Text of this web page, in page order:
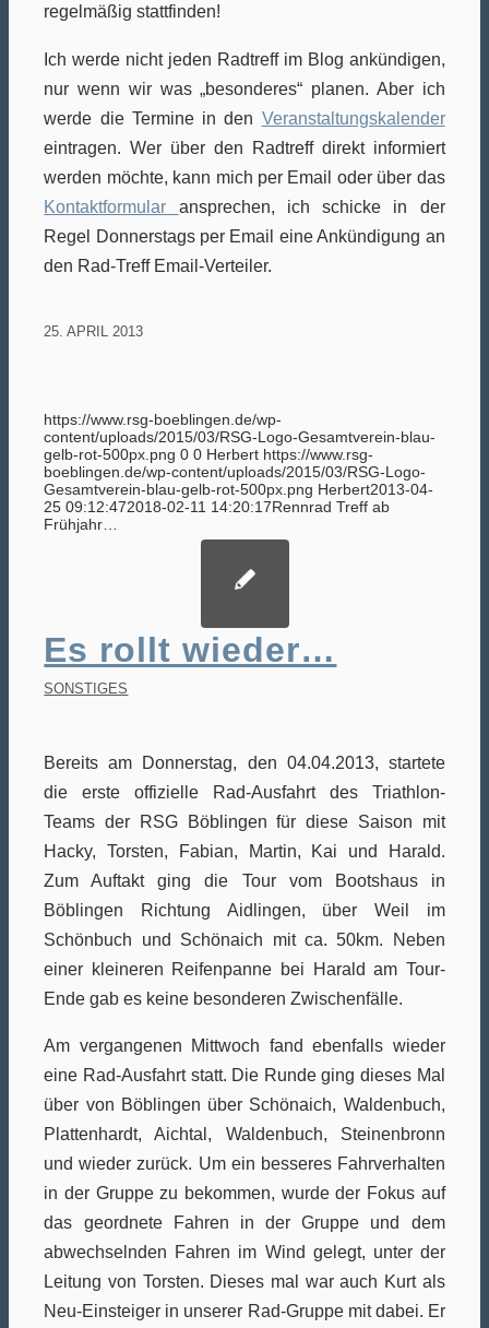
regelmäßig stattfinden!
Ich werde nicht jeden Radtreff im Blog ankündigen,
nur wenn wir was „besonderes“ planen. Aber ich
werde die Termine in den Veranstaltungskalender
eintragen. Wer über den Radtreff direkt informiert
werden möchte, kann mich per Email oder über das
Kontaktformular ansprechen, ich schicke in der
Regel Donnerstags per Email eine Ankündigung an
den Rad-Treff Email-Verteiler.
25. APRIL 2013
https://www.rsg-boeblingen.de/wp-
content/uploads/2015/03/RSG-Logo-Gesamtverein-blau-
gelb-rot-500px.png 0 0 Herbert https://www.rsg-
boeblingen.de/wp-content/uploads/2015/03/RSG-Logo-
Gesamtverein-blau-gelb-rot-500px.png Herbert2013-04-
25 09:12:472018-02-11 14:20:17Rennrad Treff ab
Frühjahr…
Es rollt wieder…
SONSTIGES
Bereits am Donnerstag, den 04.04.2013, startete
die erste offizielle Rad-Ausfahrt des Triathlon-
Teams der RSG Böblingen für diese Saison mit
Hacky, Torsten, Fabian, Martin, Kai und Harald.
Zum Auftakt ging die Tour vom Bootshaus in
Böblingen Richtung Aidlingen, über Weil im
Schönbuch und Schönaich mit ca. 50km. Neben
einer kleineren Reifenpanne bei Harald am Tour-
Ende gab es keine besonderen Zwischenfälle.
Am vergangenen Mittwoch fand ebenfalls wieder
eine Rad-Ausfahrt statt. Die Runde ging dieses Mal
über von Böblingen über Schönaich, Waldenbuch,
Plattenhardt, Aichtal, Waldenbuch, Steinenbronn
und wieder zurück. Um ein besseres Fahrverhalten
in der Gruppe zu bekommen, wurde der Fokus auf
das geordnete Fahren in der Gruppe und dem
abwechselnden Fahren im Wind gelegt, unter der
Leitung von Torsten. Dieses mal war auch Kurt als
Neu-Einsteiger in unserer Rad-Gruppe mit dabei. Er